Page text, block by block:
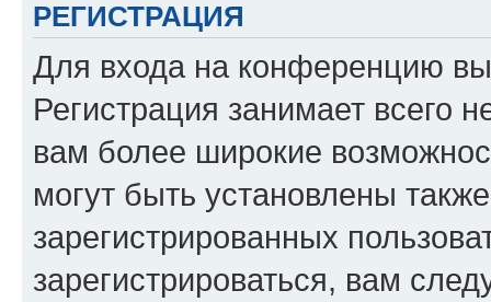
РЕГИСТРАЦИЯ
Для входа на конференцию
Регистрация занимает всего
вам более широкие
могут быть установлены
зарегистрированных
зарегистрироваться, вам